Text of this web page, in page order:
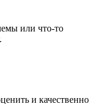
или что-то
и качественно